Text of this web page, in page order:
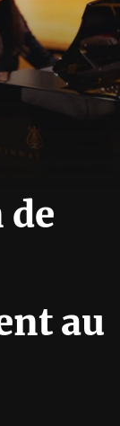
de
au